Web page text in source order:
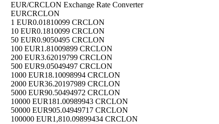
EUR/CRCLON Exchange Rate Converter
EURCRCLON
1 EUR0.01810099 CRCLON
10 EUR0.1810099 CRCLON
50 EUR0.9050495 CRCLON
100 EUR1.81009899 CRCLON
200 EUR3.62019799 CRCLON
500 EUR9.05049497 CRCLON
1000 EUR18.10098994 CRCLON
2000 EUR36.20197989 CRCLON
5000 EUR90.50494972 CRCLON
10000 EUR181.00989943 CRCLON
50000 EUR905.04949717 CRCLON
100000 EUR1,810.09899434 CRCLON